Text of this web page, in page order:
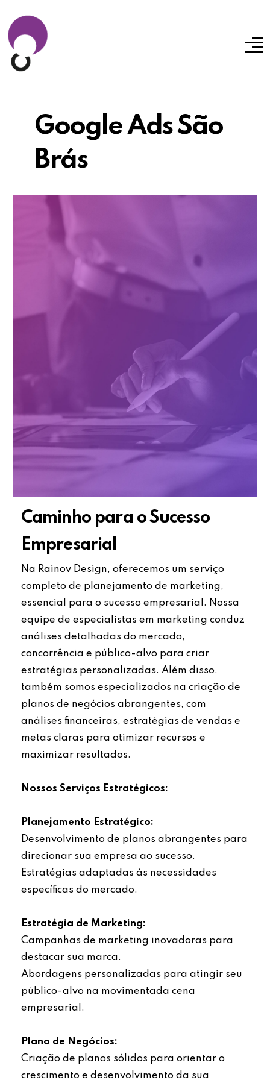
Google Ads São
Brás
Caminho para o Sucesso
Empresarial
Na Rainov Design, oferecemos um serviço
completo de planejamento de marketing,
essencial para o sucesso empresarial. Nossa
equipe de especialistas em marketing conduz
análises detalhadas do mercado,
concorrência e público-alvo para criar
estratégias personalizadas. Além disso,
também somos especializados na criação de
planos de negócios abrangentes, com
análises financeiras, estratégias de vendas e
metas claras para otimizar recursos e
maximizar resultados.
Nossos Serviços Estratégicos:
Planejamento Estratégico:
Desenvolvimento de planos abrangentes para
direcionar sua empresa ao sucesso.
Estratégias adaptadas às necessidades
específicas do mercado.
Estratégia de Marketing:
Campanhas de marketing inovadoras para
destacar sua marca.
Abordagens personalizadas para atingir seu
público-alvo na movimentada cena
empresarial.
Plano de Negócios:
Criação de planos sólidos para orientar o
crescimento e desenvolvimento da sua